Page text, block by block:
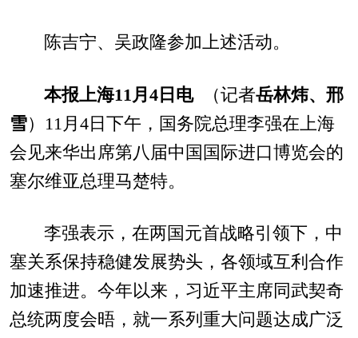
陈吉宁、吴政隆参加上述活动。
本报上海11月4日电（记者岳林炜、邢
雪）11月4日下午，国务院总理李强在上海
会见来华出席第八届中国国际进口博览会的
塞尔维亚总理马楚特。
李强表示，在两国元首战略引领下，中
塞关系保持稳健发展势头，各领域互利合作
加速推进。今年以来，习近平主席同武契奇
总统两度会晤，就一系列重大问题达成广泛